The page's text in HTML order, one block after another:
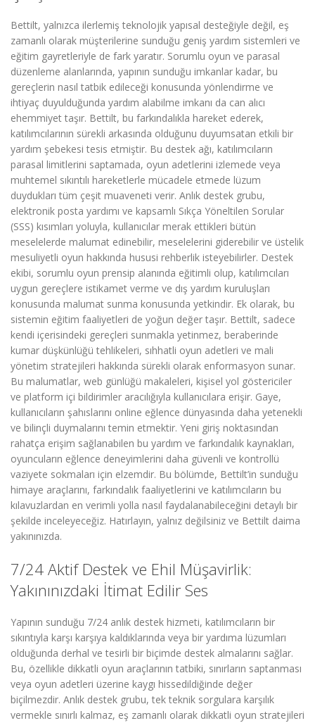
Bettilt, yalnızca ilerlemiş teknolojik yapısal desteğiyle değil, eş
zamanlı olarak müşterilerine sunduğu geniş yardım sistemleri ve
eğitim gayretleriyle de fark yaratır. Sorumlu oyun ve parasal
düzenleme alanlarında, yapının sunduğu imkanlar kadar, bu
gereçlerin nasıl tatbik edileceği konusunda yönlendirme ve
ihtiyaç duyulduğunda yardım alabilme imkanı da can alıcı
ehemmiyet taşır. Bettilt, bu farkındalıkla hareket ederek,
katılımcılarının sürekli arkasında olduğunu duyumsatan etkili bir
yardım şebekesi tesis etmiştir. Bu destek ağı, katılımcıların
parasal limitlerini saptamada, oyun adetlerini izlemede veya
muhtemel sıkıntılı hareketlerle mücadele etmede lüzum
duydukları tüm çeşit muaveneti verir. Anlık destek grubu,
elektronik posta yardımı ve kapsamlı Sıkça Yöneltilen Sorular
(SSS) kısımları yoluyla, kullanıcılar merak ettikleri bütün
meselelerde malumat edinebilir, meselelerini giderebilir ve üstelik
mesuliyetli oyun hakkında hususi rehberlik isteyebilirler. Destek
ekibi, sorumlu oyun prensip alanında eğitimli olup, katılımcıları
uygun gereçlere istikamet verme ve dış yardım kuruluşları
konusunda malumat sunma konusunda yetkindir. Ek olarak, bu
sistemin eğitim faaliyetleri de yoğun değer taşır. Bettilt, sadece
kendi içerisindeki gereçleri sunmakla yetinmez, beraberinde
kumar düşkünlüğü tehlikeleri, sıhhatli oyun adetleri ve mali
yönetim stratejileri hakkında sürekli olarak enformasyon sunar.
Bu malumatlar, web günlüğü makaleleri, kişisel yol göstericiler
ve platform içi bildirimler aracılığıyla kullanıcılara erişir. Gaye,
kullanıcıların şahıslarını online eğlence dünyasında daha yetenekli
ve bilinçli duymalarını temin etmektir. Yeni giriş noktasından
rahatça erişim sağlanabilen bu yardım ve farkındalık kaynakları,
oyuncuların eğlence deneyimlerini daha güvenli ve kontrollü
vaziyete sokmaları için elzemdir. Bu bölümde, Bettilt’in sunduğu
himaye araçlarını, farkındalık faaliyetlerini ve katılımcıların bu
kılavuzlardan en verimli yolla nasıl faydalanabileceğini detaylı bir
şekilde inceleyeceğiz. Hatırlayın, yalnız değilsiniz ve Bettilt daima
yakınınızda.
7/24 Aktif Destek ve Ehil Müşavirlik:
Yakınınızdaki İtimat Edilir Ses
Yapının sunduğu 7/24 anlık destek hizmeti, katılımcıların bir
sıkıntıyla karşı karşıya kaldıklarında veya bir yardıma lüzumları
olduğunda derhal ve tesirli bir biçimde destek almalarını sağlar.
Bu, özellikle dikkatli oyun araçlarının tatbiki, sınırların saptanması
veya oyun adetleri üzerine kaygı hissedildiğinde değer
biçilmezdir. Anlık destek grubu, tek teknik sorgulara karşılık
vermekle sınırlı kalmaz, eş zamanlı olarak dikkatli oyun stratejileri